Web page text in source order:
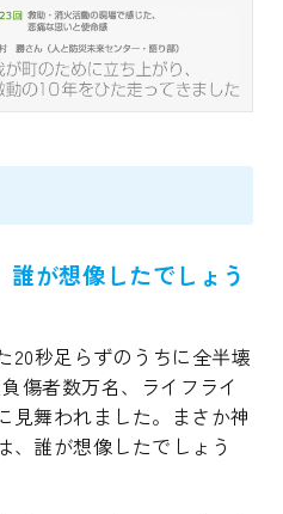
が想像したでしょう
20秒足らずのうちに全半壊
傷者数万名、ライフライ
見舞われました。まさか神
、誰が想像したでしょう